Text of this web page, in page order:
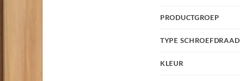
PRODUCTGROEP
TYPE SCHROEFDRAAD
KLEUR